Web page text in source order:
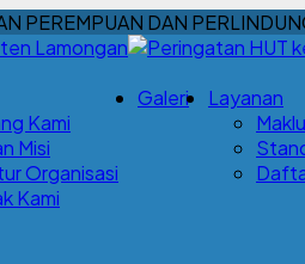
PEREMPUAN DAN
Kami
Misi
Organisasi
Kami
Galeri
Layanan